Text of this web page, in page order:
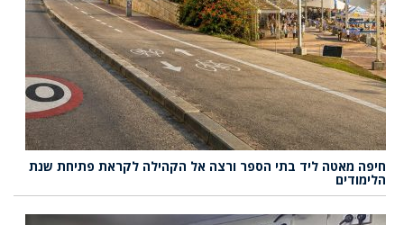
חיפה מאטה ליד בתי הספר ורצה אל הקהילה לקראת פתיחת שנת
הלימודים